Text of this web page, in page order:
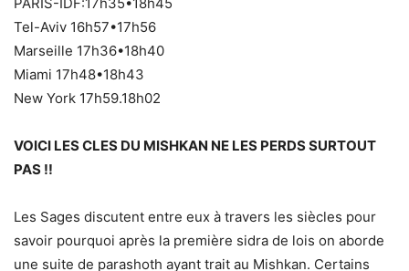
Tel-Aviv 16h57•17h56
Marseille 17h36•18h40
Miami 17h48•18h43
New York 17h59.18h02
VOICI LES CLES DU MISHKAN NE LES PERDS SURTOUT
PAS !!
Les Sages discutent entre eux à travers les siècles pour
savoir pourquoi après la première sidra de lois on aborde
une suite de parashoth ayant trait au Mishkan. Certains